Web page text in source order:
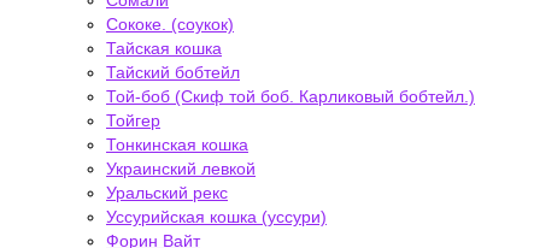
Сококе. (соукок)
Тайская кошка
Тайский бобтейл
Той-боб (Скиф той боб. Карликовый бобтейл.)
Тойгер
Тонкинская кошка
Украинский левкой
Уральский рекс
Уссурийская кошка (уссури)
Форин Вайт